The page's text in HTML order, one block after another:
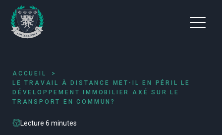
ACCUEIL
LE TRAVAIL À DISTANCE MET-IL EN PÉRIL LE
DÉVELOPPEMENT IMMOBILIER AXÉ SUR LE
TRANSPORT EN COMMUN?
Lecture 6 minutes